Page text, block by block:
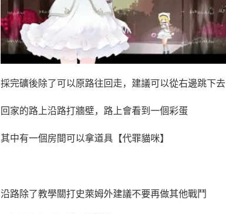
採完礦後除了可以原路往回走，建議可以從右邊跳下去
回家的路上沿路打牆壁，路上會看到一個彩蛋
其中有一個房間可以拿道具【代罪貓咪】
沿路除了教學關打史萊姆外建議不要再做其他戰鬥